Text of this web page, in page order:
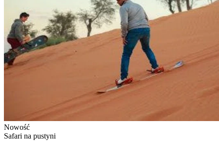
Nowość
Safari na pustyni